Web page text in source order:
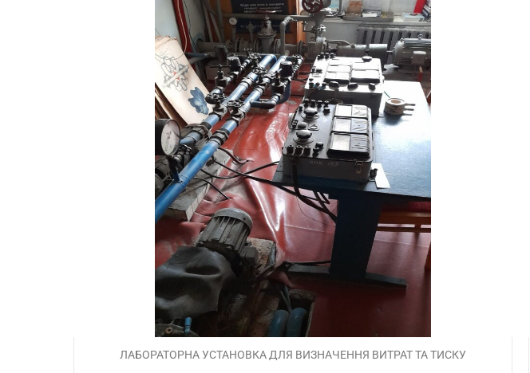
ЛАБОРАТОРНА УСТАНОВКА ДЛЯ ВИЗНАЧЕННЯ ВИТРАТ ТА ТИСКУ